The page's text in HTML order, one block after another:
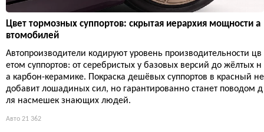
Цвет тормозных суппортов: скрытая иерархия мощности а
втомобилей
Автопроизводители кодируют уровень производительности цв
етом суппортов: от серебристых у базовых версий до жёлтых н
а карбон-керамике. Покраска дешёвых суппортов в красный не
добавит лошадиных сил, но гарантированно станет поводом д
ля насмешек знающих людей.
Авто 21 362